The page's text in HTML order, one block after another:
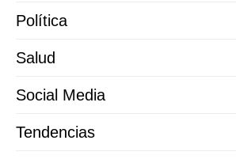
Política
Salud
Social Media
Tendencias